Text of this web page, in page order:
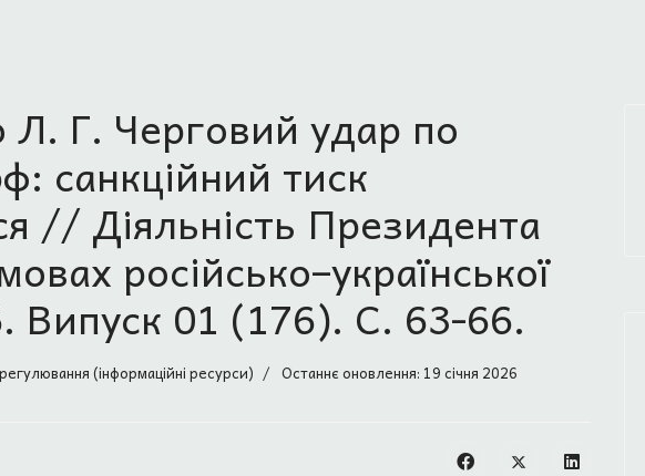
Л. Г. Черговий удар по
санкційний тиск
// Діяльність Президента
російсько–української
Випуск 01 (176). С. 63-66.
(інформаційні ресурси)
Останнє оновлення: 19 січня 2026